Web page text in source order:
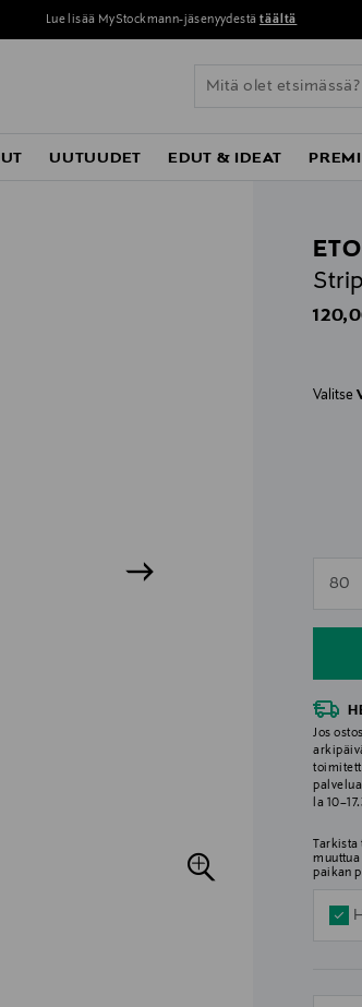
Lue lisää MyStockmann-jäsenyydestä täältä
UUTUUDET EDUT & IDEAT
Valitse
80
Jos
la
paikan